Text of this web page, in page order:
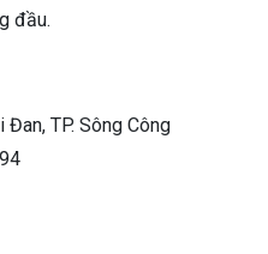
đầu.
Đan, TP. Sông Công